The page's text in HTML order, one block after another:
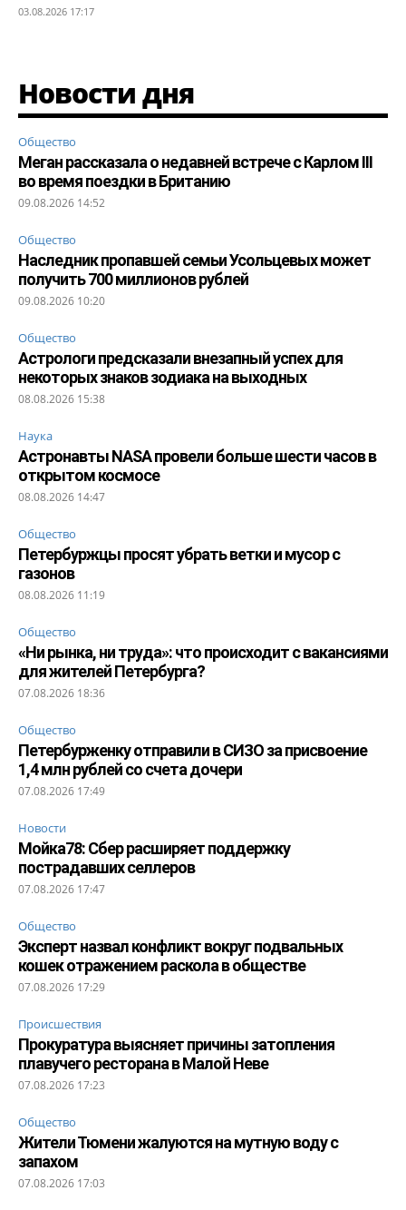
03.08.2026 17:17
Новости дня
Общество
Меган рассказала о недавней встрече с Карлом III
во время поездки в Британию
09.08.2026 14:52
Общество
Наследник пропавшей семьи Усольцевых может
получить 700 миллионов рублей
09.08.2026 10:20
Общество
Астрологи предсказали внезапный успех для
некоторых знаков зодиака на выходных
08.08.2026 15:38
Наука
Астронавты NASA провели больше шести часов в
открытом космосе
08.08.2026 14:47
Общество
Петербуржцы просят убрать ветки и мусор с
газонов
08.08.2026 11:19
Общество
«Ни рынка, ни труда»: что происходит с вакансиями
для жителей Петербурга?
07.08.2026 18:36
Общество
Петербурженку отправили в СИЗО за присвоение
1,4 млн рублей со счета дочери
07.08.2026 17:49
Новости
Мойка78: Сбер расширяет поддержку
пострадавших селлеров
07.08.2026 17:47
Общество
Эксперт назвал конфликт вокруг подвальных
кошек отражением раскола в обществе
07.08.2026 17:29
Происшествия
Прокуратура выясняет причины затопления
плавучего ресторана в Малой Неве
07.08.2026 17:23
Общество
Жители Тюмени жалуются на мутную воду с
запахом
07.08.2026 17:03